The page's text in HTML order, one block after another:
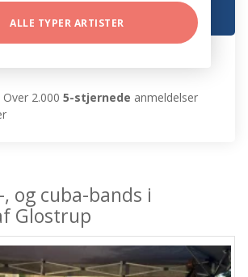
ALLE TYPER ARTISTER
Over 2.0005-stjernede anmeldelser
og cuba-bands i
Glostrup